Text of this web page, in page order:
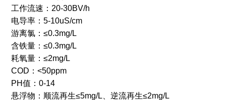
工作流速：20-30BV/h
电导率：5-10uS/cm
游离氯：≤0.3mg/L
含铁量：≤0.3mg/L
耗氧量：≤2mg/L
COD：<50ppm
PH值：0-14
悬浮物：顺流再生≤5mg/L、逆流再生≤2mg/L